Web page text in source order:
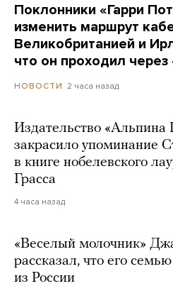
Поклонники «Гарри
изменить маршрут
Великобританией и
что он проходил
НОВОСТИ 2 часа назад
Издательство
закрасило упоминание
в книге нобелевского
Грасса
4 часа назад
«Веселый молочник»
рассказал, что его
из России